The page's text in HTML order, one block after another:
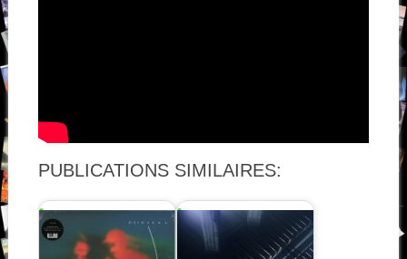
PUBLICATIONS SIMILAIRES: